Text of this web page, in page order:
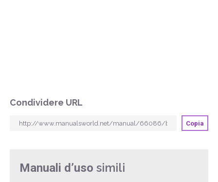
Condividere URL
Copia
Manuali d’uso simili